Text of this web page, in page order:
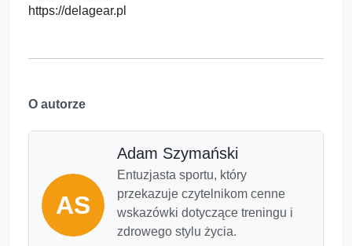
https://delagear.pl
O autorze
AS
Adam Szymański
Entuzjasta sportu, który
przekazuje czytelnikom cenne
wskazówki dotyczące treningu i
zdrowego stylu życia.